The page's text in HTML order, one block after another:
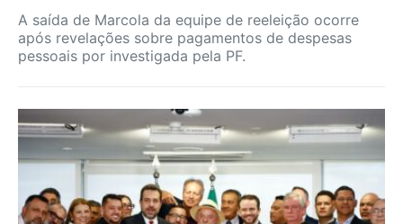
A saída de Marcola da equipe de reeleição ocorre
após revelações sobre pagamentos de despesas
pessoais por investigada pela PF.